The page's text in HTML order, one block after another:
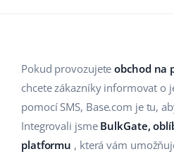
Base Connect
AI pro e-commerce
Base Analytics
Domov a zahrada
Výrobky pro děti
Podpora
Akademie
Čeština
english (US)
english (GB)
Pokud provozujeteobchod na
chcete zákazníky informovat o
pomocí SMS, Base.com je tu,
Integrovali jsme BulkGate,
platformu , která vám